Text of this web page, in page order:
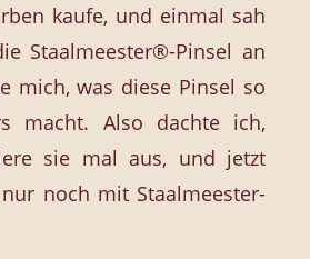
kaufe, und einmal sah
Staalmeester®-Pinsel an
mich, was diese Pinsel so
macht. Also dachte ich,
sie mal aus, und jetzt
noch mit Staalmeester-